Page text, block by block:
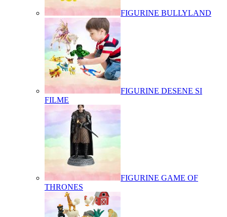
FIGURINE BULLYLAND
FIGURINE DESENE SI
FILME
FIGURINE GAME OF
THRONES